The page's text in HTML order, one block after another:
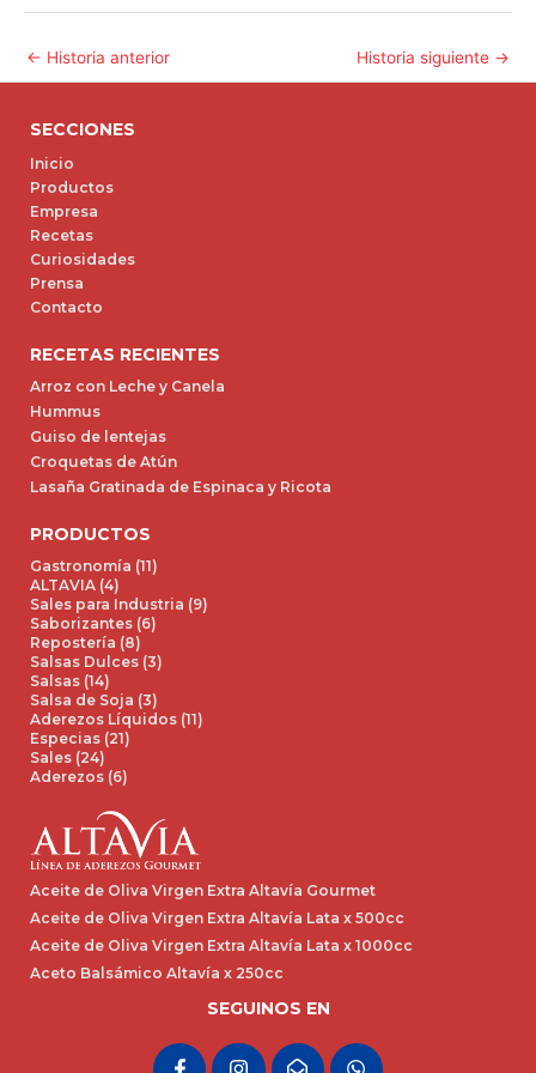
← Historia anterior Historia siguiente →
SECCIONES
Inicio
Productos
Empresa
Recetas
Curiosidades
Prensa
Contacto
RECETAS RECIENTES
Arroz con Leche y Canela
Hummus
Guiso de lentejas
Croquetas de Atún
Lasaña Gratinada de Espinaca y Ricota
PRODUCTOS
Gastronomía (11)
ALTAVIA (4)
Sales para Industria (9)
Saborizantes (6)
Repostería (8)
Salsas Dulces (3)
Salsas (14)
Salsa de Soja (3)
Aderezos Líquidos (11)
Especias (21)
Sales (24)
Aderezos (6)
Aceite de Oliva Virgen Extra Altavía Gourmet
Aceite de Oliva Virgen Extra Altavía Lata x 500cc
Aceite de Oliva Virgen Extra Altavía Lata x 1000cc
Aceto Balsámico Altavía x 250cc
SEGUINOS EN
F
I
E
W